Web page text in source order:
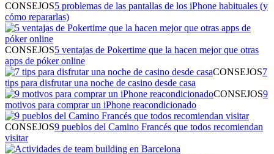
CONSEJOS5 problemas de las pantallas de los iPhone habituales (y
cómo repararlas)
CONSEJOS5 ventajas de Pokertime que la hacen mejor que otras
apps de póker online
CONSEJOS7
tips para disfrutar una noche de casino desde casa
CONSEJOS9
motivos para comprar un iPhone reacondicionado
CONSEJOS9 pueblos del Camino Francés que todos recomiendan
visitar